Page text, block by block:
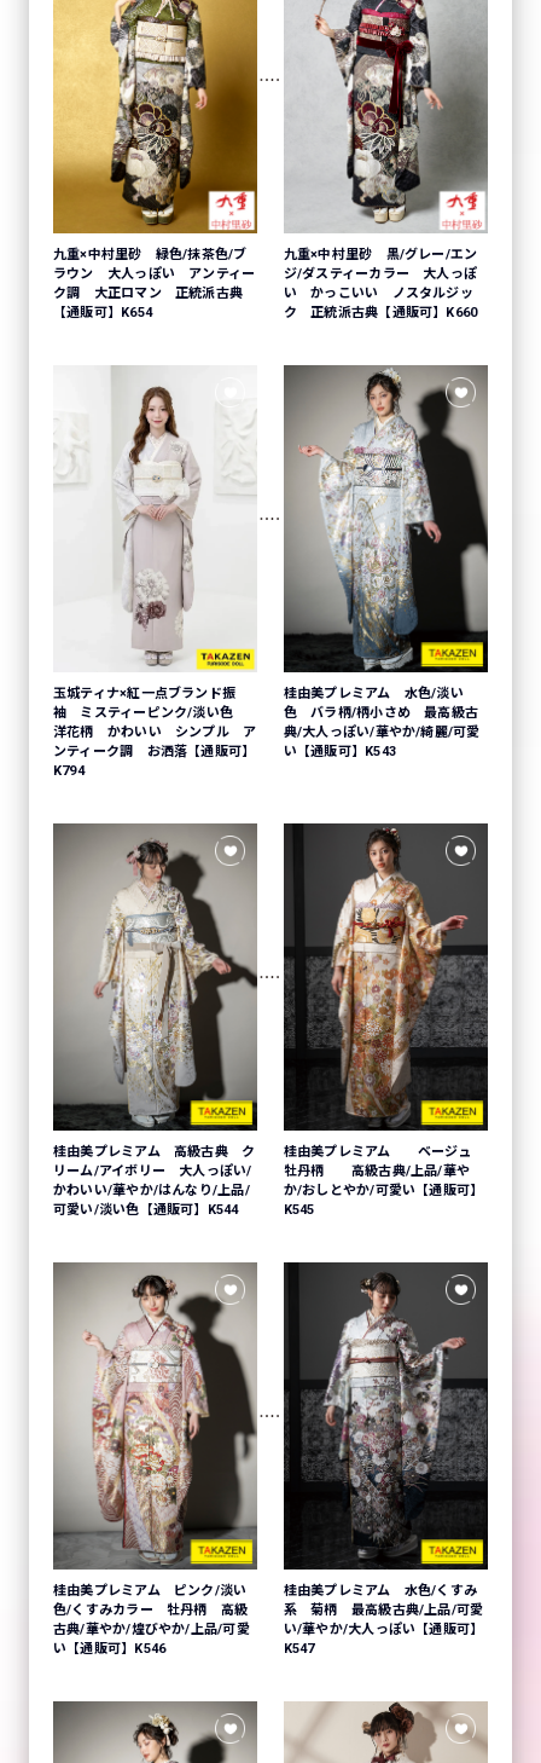
九重×中村里砂 緑色/抹茶色/ブ
ラウン 大人っぽい アンティー
ク調 大正ロマン 正統派古典
【通販可】K654
九重×中村里砂 黒/グレー/エン
ジ/ダスティーカラー 大人っぽ
い かっこいい ノスタルジッ
ク 正統派古典【通販可】K660
玉城ティナ×紅一点ブランド振
袖 ミスティーピンク/淡い色
洋花柄 かわいい シンプル ア
ンティーク調 お洒落【通販可】
K794
桂由美プレミアム 水色/淡い
色 バラ柄/柄小さめ 最高級古
典/大人っぽい/華やか/綺麗/可愛
い【通販可】K543
桂由美プレミアム 高級古典 ク
リーム/アイボリー 大人っぽい/
かわいい/華やか/はんなり/上品/
可愛い/淡い色【通販可】K544
桂由美プレミアム ベージュ
牡丹柄 高級古典/上品/華や
か/おしとやか/可愛い【通販可】
K545
桂由美プレミアム ピンク/淡い
色/くすみカラー 牡丹柄 高級
古典/華やか/煌びやか/上品/可愛
い【通販可】K546
桂由美プレミアム 水色/くすみ
系 菊柄 最高級古典/上品/可愛
い/華やか/大人っぽい【通販可】
K547